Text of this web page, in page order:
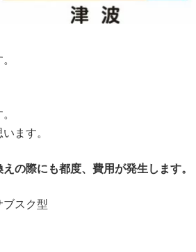
ます。
の際にも都度、費用が発生します。
ブスク型